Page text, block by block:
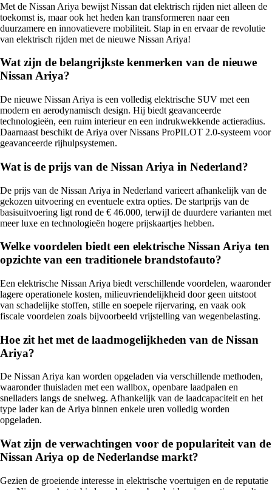
Met de Nissan Ariya bewijst Nissan dat elektrisch rijden niet alleen de
toekomst is, maar ook het heden kan transformeren naar een
duurzamere en innovatievere mobiliteit. Stap in en ervaar de revolutie
van elektrisch rijden met de nieuwe Nissan Ariya!
Wat zijn de belangrijkste kenmerken van de nieuwe
Nissan Ariya?
De nieuwe Nissan Ariya is een volledig elektrische SUV met een
modern en aerodynamisch design. Hij biedt geavanceerde
technologieën, een ruim interieur en een indrukwekkende actieradius.
Daarnaast beschikt de Ariya over Nissans ProPILOT 2.0-systeem voor
geavanceerde rijhulpsystemen.
Wat is de prijs van de Nissan Ariya in Nederland?
De prijs van de Nissan Ariya in Nederland varieert afhankelijk van de
gekozen uitvoering en eventuele extra opties. De startprijs van de
basisuitvoering ligt rond de € 46.000, terwijl de duurdere varianten met
meer luxe en technologieën hogere prijskaartjes hebben.
Welke voordelen biedt een elektrische Nissan Ariya ten
opzichte van een traditionele brandstofauto?
Een elektrische Nissan Ariya biedt verschillende voordelen, waaronder
lagere operationele kosten, milieuvriendelijkheid door geen uitstoot
van schadelijke stoffen, stille en soepele rijervaring, en vaak ook
fiscale voordelen zoals bijvoorbeeld vrijstelling van wegenbelasting.
Hoe zit het met de laadmogelijkheden van de Nissan
Ariya?
De Nissan Ariya kan worden opgeladen via verschillende methoden,
waaronder thuisladen met een wallbox, openbare laadpalen en
snelladers langs de snelweg. Afhankelijk van de laadcapaciteit en het
type lader kan de Ariya binnen enkele uren volledig worden
opgeladen.
Wat zijn de verwachtingen voor de populariteit van de
Nissan Ariya op de Nederlandse markt?
Gezien de groeiende interesse in elektrische voertuigen en de reputatie